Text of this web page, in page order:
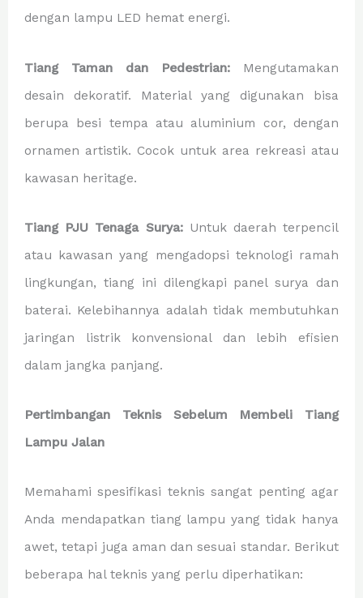
dengan lampu LED hemat energi.
Tiang Taman dan Pedestrian: Mengutamakan
desain dekoratif. Material yang digunakan bisa
berupa besi tempa atau aluminium cor, dengan
ornamen artistik. Cocok untuk area rekreasi atau
kawasan heritage.
Tiang PJU Tenaga Surya:Untuk daerah terpencil
atau kawasan yang mengadopsi teknologi ramah
lingkungan, tiang ini dilengkapi panel surya dan
baterai. Kelebihannya adalah tidak membutuhkan
jaringan listrik konvensional dan lebih efisien
dalam jangka panjang.
Pertimbangan Teknis Sebelum Membeli Tiang
Lampu Jalan
Memahami spesifikasi teknis sangat penting agar
Anda mendapatkan tiang lampu yang tidak hanya
awet, tetapi juga aman dan sesuai standar. Berikut
beberapa hal teknis yang perlu diperhatikan: